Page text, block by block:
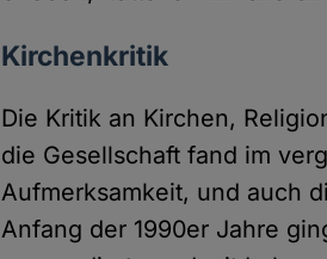
Kirchenkritik
Die Kritik an Kirchen,
die Gesellschaft fand im
Aufmerksamkeit, und auch
Anfang der 1990er Jahre